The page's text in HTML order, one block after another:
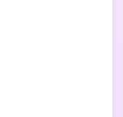
neon, elementos